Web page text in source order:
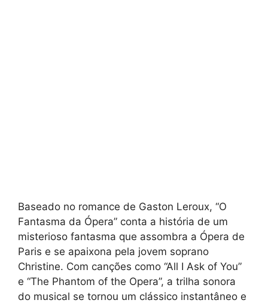
Baseado no romance de Gaston Leroux, “O
Fantasma da Ópera” conta a história de um
misterioso fantasma que assombra a Ópera de
Paris e se apaixona pela jovem soprano
Christine. Com canções como “All I Ask of You”
e “The Phantom of the Opera”, a trilha sonora
do musical se tornou um clássico instantâneo e